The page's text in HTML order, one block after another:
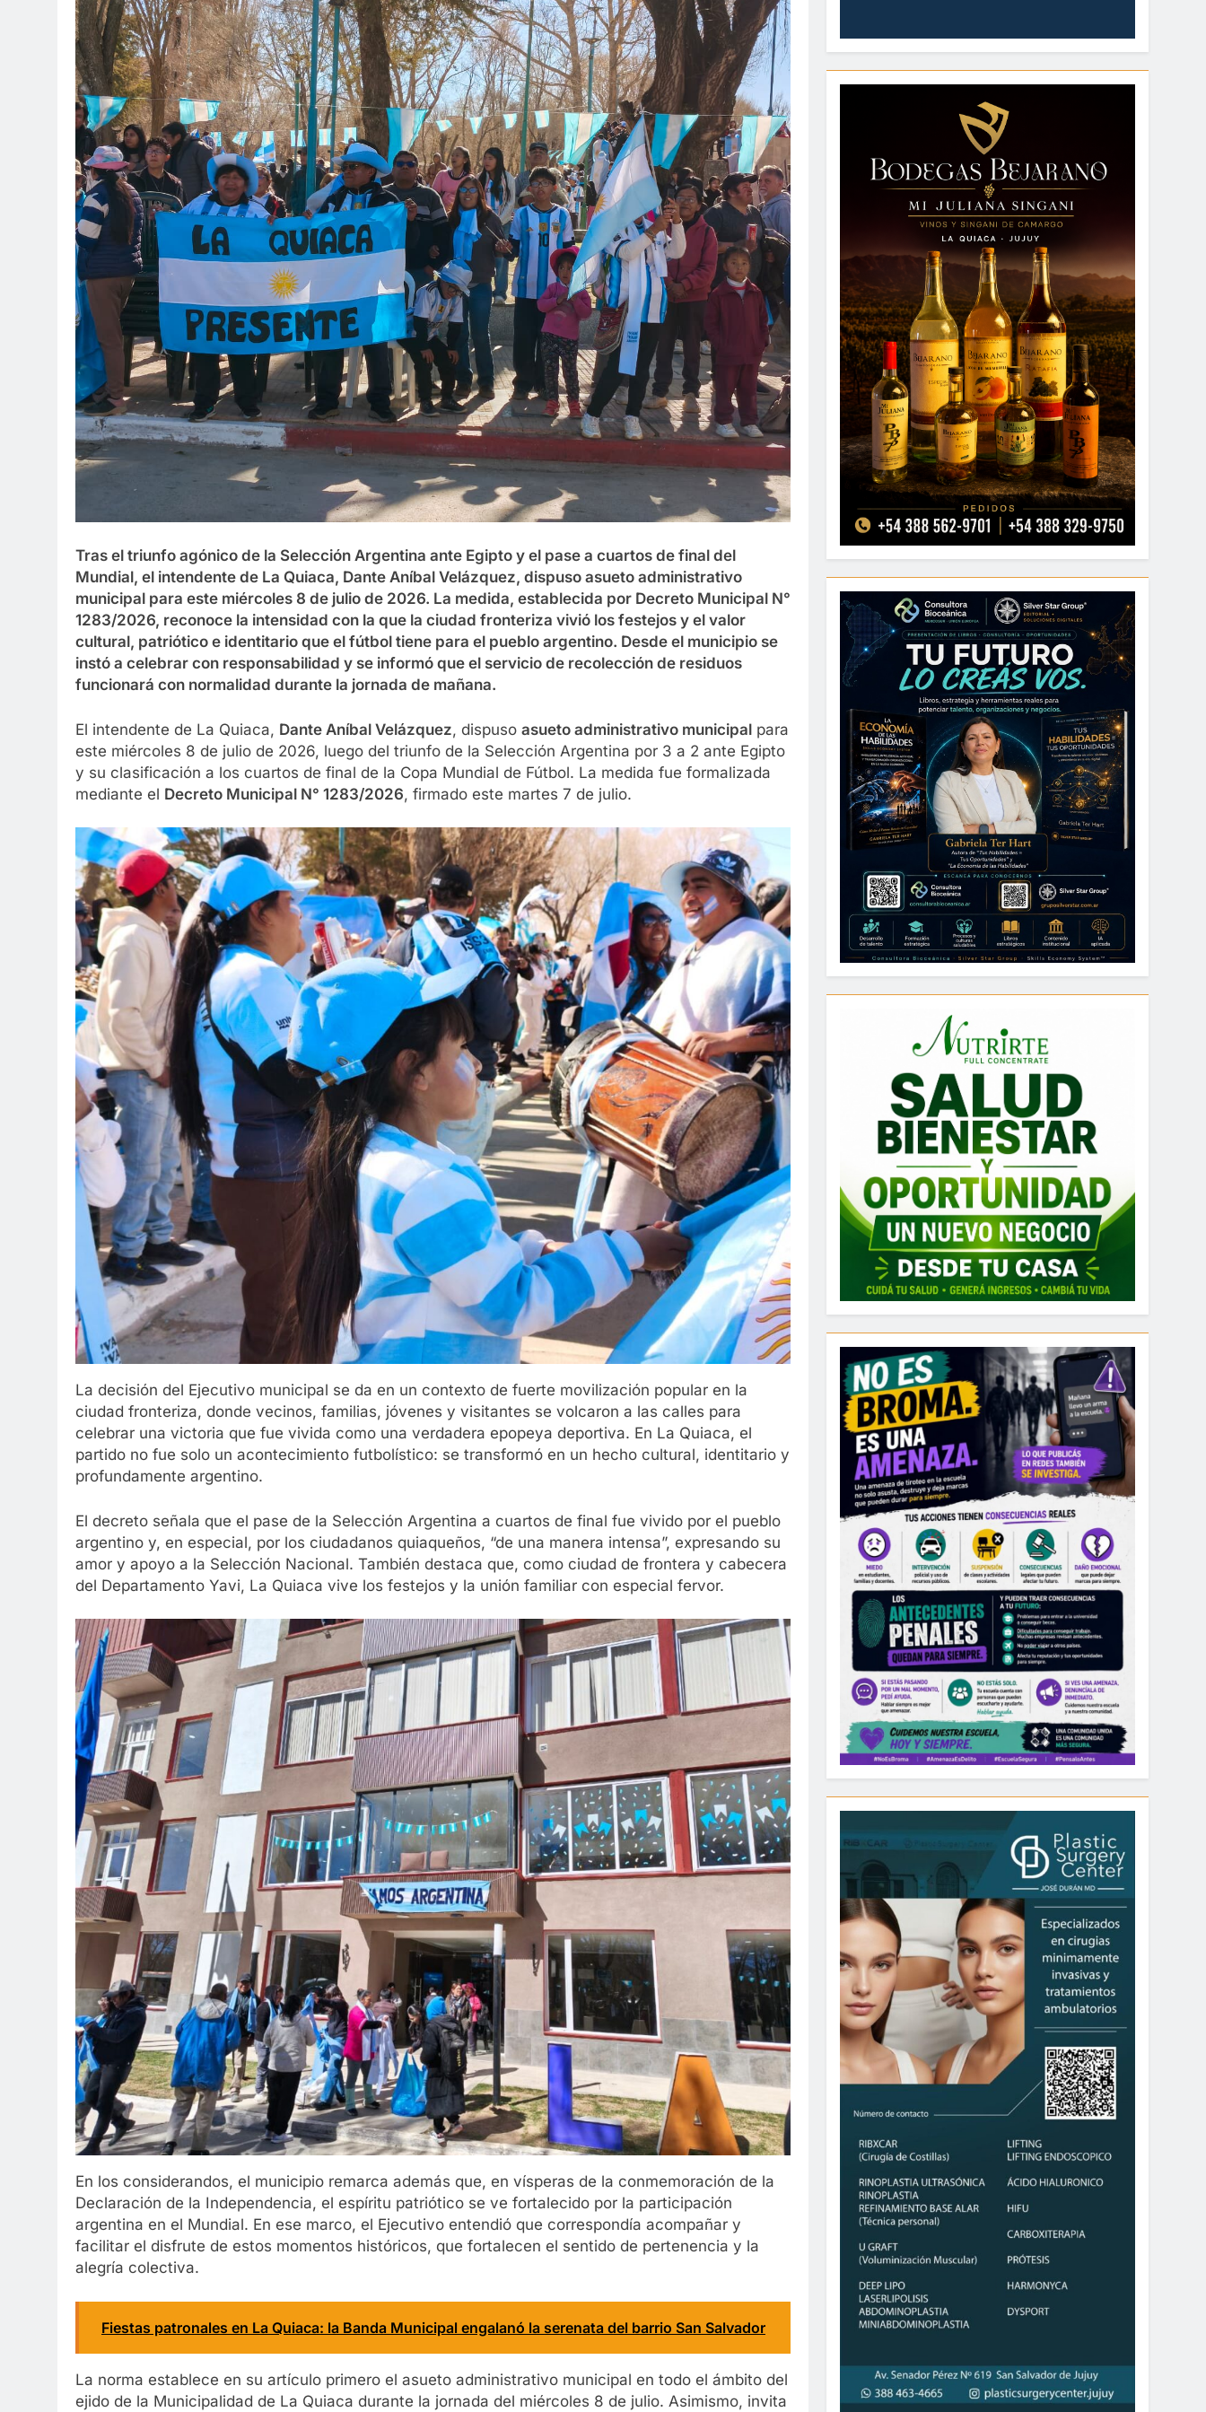
Tras el triunfo agónico de la Selección Argentina ante Egipto y el pase a cuartos de final del
Mundial, el intendente de La Quiaca, Dante Aníbal Velázquez, dispuso asueto administrativo
municipal para este miércoles 8 de julio de 2026. La medida, establecida por Decreto Municipal N°
1283/2026, reconoce la intensidad con la que la ciudad fronteriza vivió los festejos y el valor
cultural, patriótico e identitario que el fútbol tiene para el pueblo argentino. Desde el municipio se
instó a celebrar con responsabilidad y se informó que el servicio de recolección de residuos
funcionará con normalidad durante la jornada de mañana.
El intendente de La Quiaca, Dante Aníbal Velázquez, dispuso asueto administrativo municipal para
este miércoles 8 de julio de 2026, luego del triunfo de la Selección Argentina por 3 a 2 ante Egipto
y su clasificación a los cuartos de final de la Copa Mundial de Fútbol. La medida fue formalizada
mediante el Decreto Municipal N° 1283/2026, firmado este martes 7 de julio.
La decisión del Ejecutivo municipal se da en un contexto de fuerte movilización popular en la
ciudad fronteriza, donde vecinos, familias, jóvenes y visitantes se volcaron a las calles para
celebrar una victoria que fue vivida como una verdadera epopeya deportiva. En La Quiaca, el
partido no fue solo un acontecimiento futbolístico: se transformó en un hecho cultural, identitario y
profundamente argentino.
El decreto señala que el pase de la Selección Argentina a cuartos de final fue vivido por el pueblo
argentino y, en especial, por los ciudadanos quiaqueños, “de una manera intensa”, expresando su
amor y apoyo a la Selección Nacional. También destaca que, como ciudad de frontera y cabecera
del Departamento Yavi, La Quiaca vive los festejos y la unión familiar con especial fervor.
En los considerandos, el municipio remarca además que, en vísperas de la conmemoración de la
Declaración de la Independencia, el espíritu patriótico se ve fortalecido por la participación
argentina en el Mundial. En ese marco, el Ejecutivo entendió que correspondía acompañar y
facilitar el disfrute de estos momentos históricos, que fortalecen el sentido de pertenencia y la
alegría colectiva.
Fiestas patronales en La Quiaca: la Banda Municipal engalanó la serenata del barrio San Salvador
La norma establece en su artículo primero el asueto administrativo municipal en todo el ámbito del
ejido de la Municipalidad de La Quiaca durante la jornada del miércoles 8 de julio. Asimismo, invita